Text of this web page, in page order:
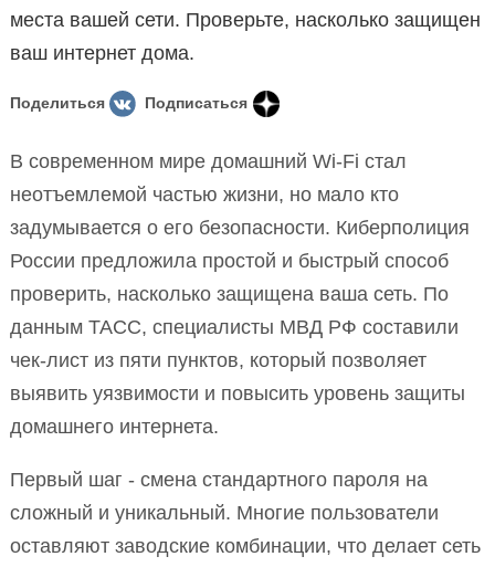
места вашей сети. Проверьте, насколько защищен
ваш интернет дома.
Поделиться Подписаться
В современном мире домашний Wi-Fi стал
неотъемлемой частью жизни, но мало кто
задумывается о его безопасности. Киберполиция
России предложила простой и быстрый способ
проверить, насколько защищена ваша сеть. По
данным ТАСС, специалисты МВД РФ составили
чек-лист из пяти пунктов, который позволяет
выявить уязвимости и повысить уровень защиты
домашнего интернета.
Первый шаг - смена стандартного пароля на
сложный и уникальный. Многие пользователи
оставляют заводские комбинации, что делает сеть